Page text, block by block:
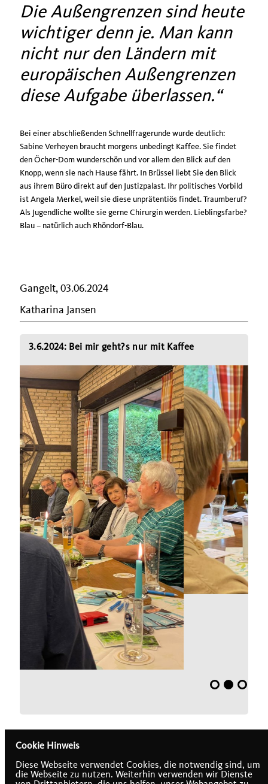
Die Außengrenzen sind heute
wichtiger denn je. Man kann
nicht nur den Ländern mit
europäischen Außengrenzen
diese Aufgabe überlassen.
Bei einer abschließenden Schnellfragerunde wurde deutlich:
Sabine Verheyen braucht morgens unbedingt Kaffee. Sie findet
den Öcher-Dom wunderschön und vor allem den Blick auf den
Knopp, wenn sie nach Hause fährt. In Brüssel liebt Sie den Blick
aus ihrem Büro direkt auf den Justizpalast. Ihr politisches Vorbild
ist Angela Merkel, weil sie diese unprätentiös findet. Traumberuf?
Als Jugendliche wollte sie gerne Chirurgin werden. Lieblingsfarbe?
Blau – natürlich auch Rhöndorf-Blau.
Gangelt, 03.06.2024
Katharina Jansen
3.6.2024: Bei mir geht?s nur mit Kaffee
Cookie Hinweis
Diese Webseite verwendet Cookies, die notwendig sind, um
die Webseite zu nutzen. Weiterhin verwenden wir Dienste